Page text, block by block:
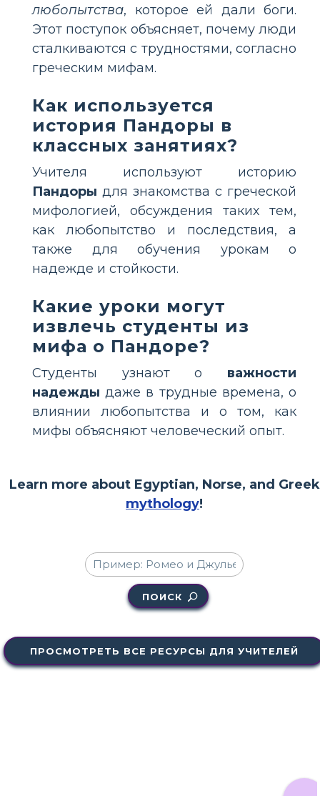
любопытства, которое ей дали боги.
Этот поступок объясняет, почему люди
сталкиваются с трудностями, согласно
греческим мифам.
Как используется
история Пандоры в
классных занятиях?
Учителя используют историю
Пандоры для знакомства с греческой
мифологией, обсуждения таких тем,
как любопытство и последствия, а
также для обучения урокам о
надежде и стойкости.
Какие уроки могут
извлечь студенты из
мифа о Пандоре?
Студенты узнают о важности
надежды даже в трудные времена, о
влиянии любопытства и о том, как
мифы объясняют человеческий опыт.
Learn more about Egyptian, Norse, and Greek
mythology!
ПОИСК
ПРОСМОТРЕТЬ ВСЕ РЕСУРСЫ ДЛЯ УЧИТЕЛЕЙ